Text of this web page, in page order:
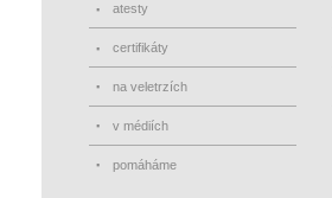
atesty
certifikáty
na veletrzích
v médiích
pomáháme